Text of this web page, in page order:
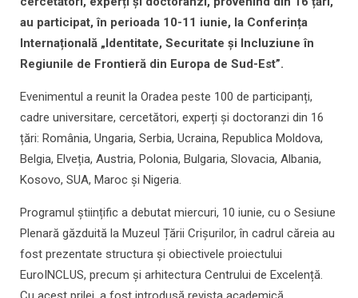
au participat, în perioada 10-11 iunie, la Conferința
Internațională „Identitate, Securitate și Incluziune în
Regiunile de Frontieră din Europa de Sud-Est”.
Evenimentul a reunit la Oradea peste 100 de participanți,
cadre universitare, cercetători, experți și doctoranzi din 16
țări: România, Ungaria, Serbia, Ucraina, Republica Moldova,
Belgia, Elveția, Austria, Polonia, Bulgaria, Slovacia, Albania,
Kosovo, SUA, Maroc și Nigeria.
Programul științific a debutat miercuri, 10 iunie, cu o Sesiune
Plenară găzduită la Muzeul Țării Crișurilor, în cadrul căreia au
fost prezentate structura și obiectivele proiectului
EuroINCLUS, precum și arhitectura Centrului de Excelență.